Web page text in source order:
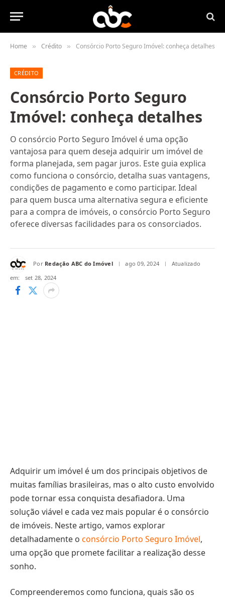
Home » Crédito » Consórcio Porto Seguro Imóvel: conheça detalhes
CRÉDITO
Consórcio Porto Seguro
Imóvel: conheça detalhes
O consórcio Porto Seguro Imóvel é uma opção
vantajosa para quem deseja adquirir um imóvel de
forma planejada, sem pagar juros. Este guia explica
como funciona o consórcio, detalha suas vantagens,
condições de pagamento e como participar. Ideal
para quem busca uma alternativa segura e eficiente
para a compra de imóveis, o consórcio Porto Seguro
oferece diversas facilidades para os consorciados.
Por Redação ABC do Imóvel ago 09, 2024
Atualizado
em:
set 28, 2024
Adquirir um imóvel é um dos principais objetivos de
muitas famílias brasileiras, mas o alto custo envolvido
pode tornar essa conquista desafiadora. Uma
solução viável e cada vez mais popular é o consórcio
de imóveis. Neste artigo, vamos explorar
detalhadamente o consórcio Porto Seguro Imóvel,
uma opção que promete facilitar a realização desse
sonho.
Compreenderemos como funciona, quais são os